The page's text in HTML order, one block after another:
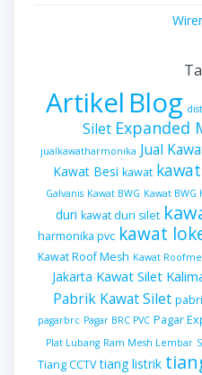
Artikel Blog
Silet Expanded
jualkawatharmonika Jual
Kawat Besi kawat
Galvanis Kawat BWG Kawat BWG
duri kawat duri silet
harmonika pvc kawat
Kawat Roof Mesh Kawat
Jakarta Kawat Silet
Pabrik Kawat Silet
pagarbrc Pagar BRC PVC Pagar
Plat Lubang Ram Mesh Lembar
Tiang CCTV tiang listrik